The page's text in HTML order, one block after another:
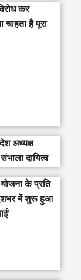
कर
है पूरा
अध्यक्ष
दायित्व
के प्रति
में शुरू हुआ